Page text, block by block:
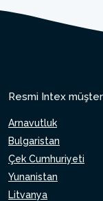
Resmi Intex
Arnavutluk
Bulgaristan
Çek Cumhuriyeti
Yunanistan
Litvanya